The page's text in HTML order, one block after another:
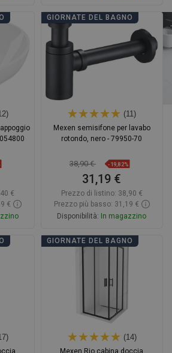
Aggiungi al carrello
Preferito
€
€
GIORNATE DEL BAGNO
(11)
Mexen semisifone per lavabo
rotondo, nero - 79950-70
38,90 € -19,82%
31,19 €
Prezzo di listino: 38,90 €
Prezzo più basso: 31,19 €
Disponibilità: In magazzino
Aggiungi al carrello
GIORNATE DEL BAGNO
(14)
Mexen Rio cabina doccia